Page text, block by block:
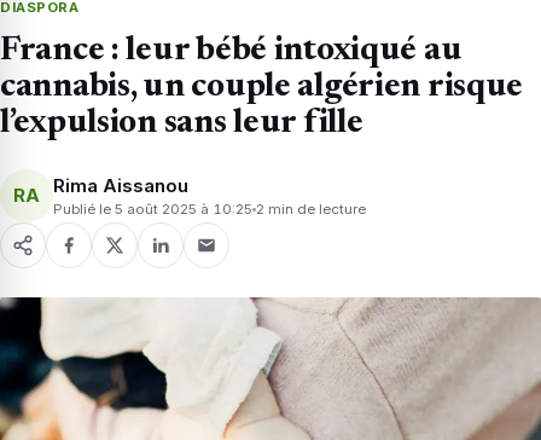
DIASPORA
France : leur bébé intoxiqué au
cannabis, un couple algérien risque
l’expulsion sans leur fille
RA Rima Aissanou
Publié le 5 août 2025 à 10:25 2 min de lecture